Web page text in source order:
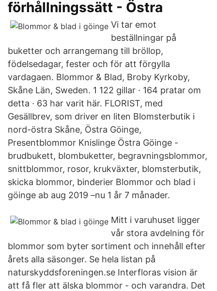
förhållningssätt - Östra
Vi tar emot
beställningar på
buketter och arrangemang till bröllop,
födelsedagar, fester och för att förgylla
vardagaen. Blommor & Blad, Broby Kyrkoby,
Skåne Län, Sweden. 1 122 gillar · 164 pratar om
detta · 63 har varit här. FLORIST, med
Gesällbrev, som driver en liten Blomsterbutik i
nord-östra Skåne, Östra Göinge,
Presentblommor Knislinge Östra Göinge -
brudbukett, blombuketter, begravningsblommor,
snittblommor, rosor, krukväxter, blomsterbutik,
skicka blommor, binderier Blommor och blad i
göinge ab aug 2019 –nu 1 år 7 månader.
Mitt i varuhuset ligger
vår stora avdelning för
blommor som byter sortiment och innehåll efter
årets alla säsonger. Se hela listan på
naturskyddsforeningen.se Interfloras vision är
att få fler att älska blommor - och varandra. Det